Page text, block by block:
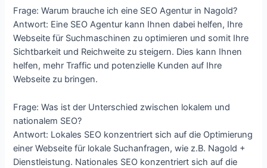
Frage: Warum brauche ich eine SEO Agentur in Nagold?
Antwort: Eine SEO Agentur kann Ihnen dabei helfen, Ihre
Webseite für Suchmaschinen zu optimieren und somit Ihre
Sichtbarkeit und Reichweite zu steigern. Dies kann Ihnen
helfen, mehr Traffic und potenzielle Kunden auf Ihre
Webseite zu bringen.
Frage: Was ist der Unterschied zwischen lokalem und
nationalem SEO?
Antwort: Lokales SEO konzentriert sich auf die Optimierung
einer Webseite für lokale Suchanfragen, wie z.B. Nagold +
Dienstleistung. Nationales SEO konzentriert sich auf die